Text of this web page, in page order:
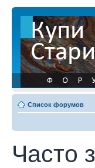
Список форумов
Часто